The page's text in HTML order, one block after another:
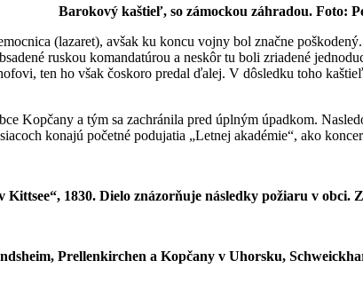
Barokový kaštieľ, so zámockou záhradou. Foto:
(lazaret), avšak ku koncu vojny bol značne
ruskou komandatúrou a neskôr tu boli zriadené
ten ho však čoskoro predal ďalej. V dôsledku toho
Kopčany a tým sa zachránila pred úplným úpadkom.
konajú početné podujatia „Letnej akadémie“, ako
1830. Dielo znázorňuje následky požiaru v obci.
Prellenkirchen a Kopčany v Uhorsku,